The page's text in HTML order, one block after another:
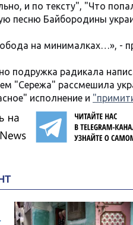
и по тексту", "Что
песню Байбородины
на минималках…», -
подружка радикала
"Сережа" рассмешила
исполнение и